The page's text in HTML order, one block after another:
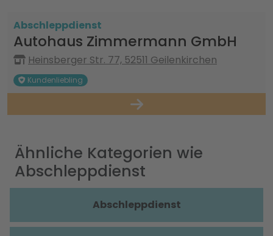
Abschleppdienst
Autohaus Zimmermann GmbH
Heinsberger Str. 77, 52511 Geilenkirchen
Kundenliebling
Ähnliche Kategorien wie
Abschleppdienst
Abschleppdienst